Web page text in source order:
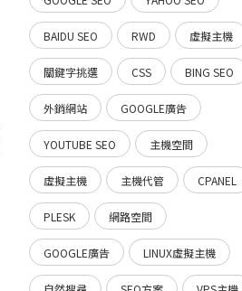
BAIDU SEO RWD 虛擬主機
關鍵字挑選 CSS BING SEO
外銷網站 GOOGLE廣告
YOUTUBE SEO 主機空間
虛擬主機 主機代管 CPANEL
PLESK 網路空間
GOOGLE廣告 LINUX虛擬主機